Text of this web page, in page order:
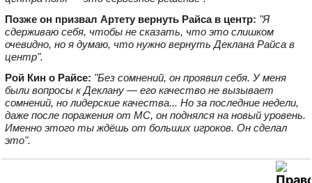
Позже он призвал Артету вернуть Райса в центр: "Я
сдерживаю себя, чтобы не сказать, что это слишком
очевидно, но я думаю, что нужно вернуть Деклана Райса в
центр".
Рой Кин о Райсе: "Без сомнений, он проявил себя. У меня
были вопросы к Деклану — его качество не вызывает
сомнений, но лидерские качества... Но за последние недели,
даже после поражения от МС, он поднялся на новый уровень.
Именно этого ты ждёшь от больших игроков. Он сделал
это".